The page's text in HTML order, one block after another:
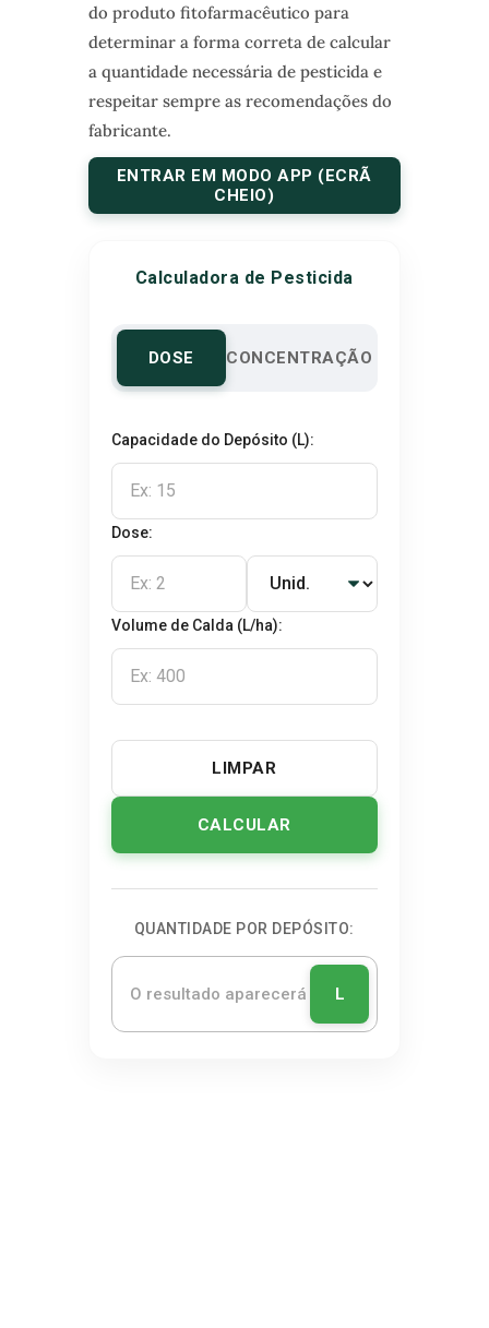
do produto fitofarmacêutico para
determinar a forma correta de calcular
a quantidade necessária de pesticida e
respeitar sempre as recomendações do
fabricante.
ENTRAR EM MODO APP (ECRÃ
CHEIO)
Calculadora de Pesticida
DOSE CONCENTRAÇÃO
Capacidade do Depósito (L):
Dose:
Volume de Calda (L/ha):
LIMPAR
CALCULAR
QUANTIDADE POR DEPÓSITO:
L